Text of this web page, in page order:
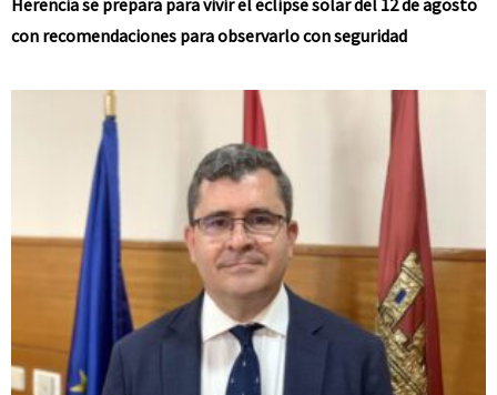
con recomendaciones para observarlo con seguridad